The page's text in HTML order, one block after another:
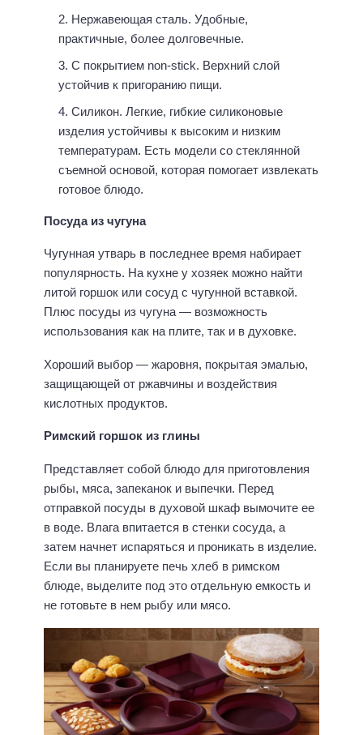
Нержавеющая сталь. Удобные,
практичные, более долговечные.
С покрытием non-stick. Верхний слой
устойчив к пригоранию пищи.
Силикон. Легкие, гибкие силиконовые
изделия устойчивы к высоким и низким
температурам. Есть модели со стеклянной
съемной основой, которая помогает извлекать
готовое блюдо.
Посуда из чугуна
Чугунная утварь в последнее время набирает
популярность. На кухне у хозяек можно найти
литой горшок или сосуд с чугунной вставкой.
Плюс посуды из чугуна — возможность
использования как на плите, так и в духовке.
Хороший выбор — жаровня, покрытая эмалью,
защищающей от ржавчины и воздействия
кислотных продуктов.
Римский горшок из глины
Представляет собой блюдо для приготовления
рыбы, мяса, запеканок и выпечки. Перед
отправкой посуды в духовой шкаф вымочите ее
в воде. Влага впитается в стенки сосуда, а
затем начнет испаряться и проникать в изделие.
Если вы планируете печь хлеб в римском
блюде, выделите под это отдельную емкость и
не готовьте в нем рыбу или мясо.